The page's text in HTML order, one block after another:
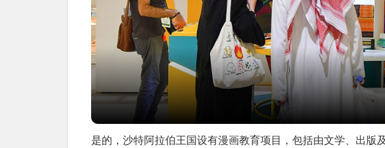
是的，沙特阿拉伯王国设有漫画教育项目，包括由文学、出版